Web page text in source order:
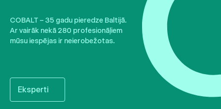
COBALT – 35 gadu pieredze Baltijā.
Ar vairāk nekā 280 profesionāļiem
mūsu iespējas ir neierobežotas.
Eksperti